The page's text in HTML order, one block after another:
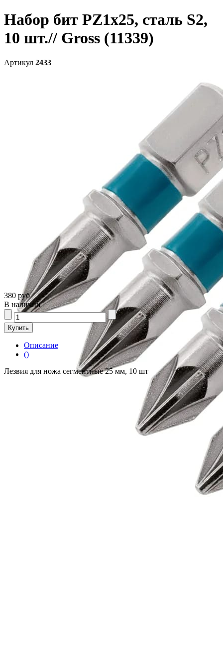
Набор бит PZ1х25, сталь S2,
10 шт.// Gross (11339)
Артикул 2433
380 руб
В наличии
Описание
()
Лезвия для ножа сегментные 25 мм, 10 шт